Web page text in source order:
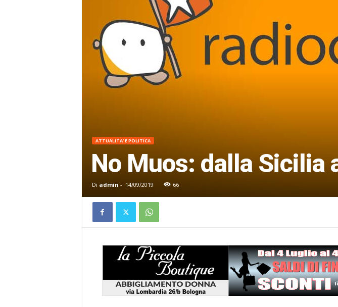
ATTUALITA' E POLITICA
No Muos: dalla Sicilia
Di admin - 14/09/2019 66